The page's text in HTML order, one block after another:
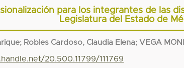
para los integrantes de las
Legislatura del Estado de
; Robles Cardoso, Claudia Elena; VEGA
20.500.11799/111769